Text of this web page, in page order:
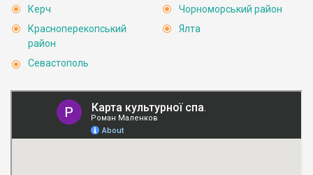
Керч
Красноперекопський
район
Севастополь
Чорноморський район
Ялта